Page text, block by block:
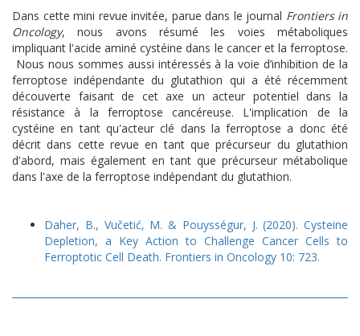
Dans cette mini revue invitée, parue dans le journal Frontiers in
Oncology, nous avons résumé les voies métaboliques
impliquant l'acide aminé cystéine dans le cancer et la ferroptose.
Nous nous sommes aussi intéressés à la voie d’inhibition de la
ferroptose indépendante du glutathion qui a été récemment
découverte faisant de cet axe un acteur potentiel dans la
résistance à la ferroptose cancéreuse. L'implication de la
cystéine en tant qu'acteur clé dans la ferroptose a donc été
décrit dans cette revue en tant que précurseur du glutathion
d'abord, mais également en tant que précurseur métabolique
dans l'axe de la ferroptose indépendant du glutathion.
Daher, B., Vučetić, M. & Pouysségur, J. (2020). Cysteine
Depletion, a Key Action to Challenge Cancer Cells to
Ferroptotic Cell Death. Frontiers in Oncology 10: 723.